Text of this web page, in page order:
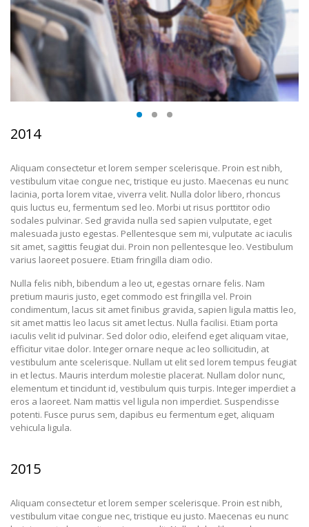
2014
Aliquam consectetur et lorem semper scelerisque. Proin est nibh,
vestibulum vitae congue nec, tristique eu justo. Maecenas eu nunc
lacinia, porta lorem vitae, viverra velit. Nulla dolor libero, rhoncus
quis luctus eu, fermentum sed leo. Morbi ut risus porttitor odio
sodales pulvinar. Sed gravida nulla sed sapien vulputate, eget
malesuada justo egestas. Pellentesque sem mi, vulputate ac iaculis
sit amet, sagittis feugiat dui. Proin non pellentesque leo. Vestibulum
varius laoreet posuere. Etiam fringilla diam odio.
Nulla felis nibh, bibendum a leo ut, egestas ornare felis. Nam
pretium mauris justo, eget commodo est fringilla vel. Proin
condimentum, lacus sit amet finibus gravida, sapien ligula mattis leo,
sit amet mattis leo lacus sit amet lectus. Nulla facilisi. Etiam porta
iaculis velit id pulvinar. Sed dolor odio, eleifend eget aliquam vitae,
efficitur vitae dolor. Integer ornare neque ac leo sollicitudin, at
vestibulum ante scelerisque. Nullam ut elit sed lorem tempus feugiat
in et lectus. Mauris interdum molestie placerat. Nullam dolor nunc,
elementum et tincidunt id, vestibulum quis turpis. Integer imperdiet a
eros a laoreet. Nam mattis vel ligula non imperdiet. Suspendisse
potenti. Fusce purus sem, dapibus eu fermentum eget, aliquam
vehicula ligula.
2015
Aliquam consectetur et lorem semper scelerisque. Proin est nibh,
vestibulum vitae congue nec, tristique eu justo. Maecenas eu nunc